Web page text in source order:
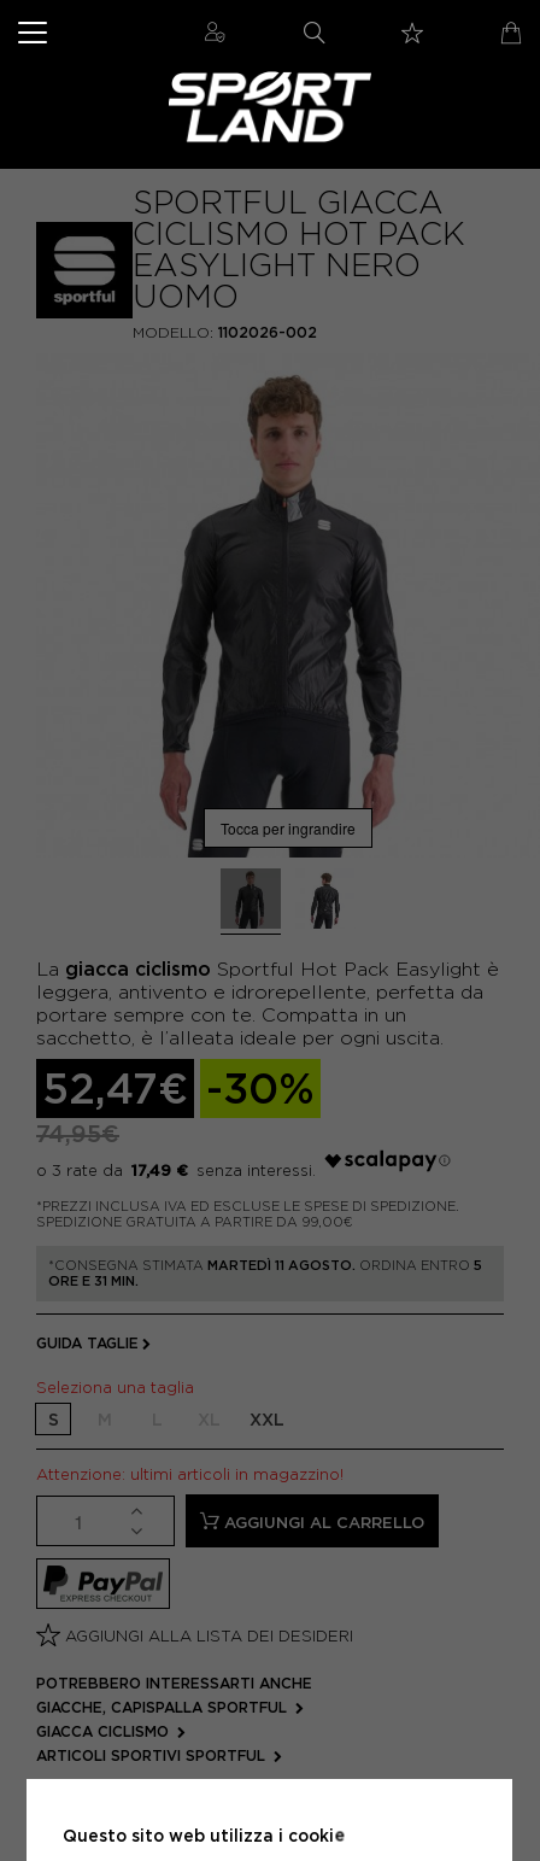
SPORTFUL GIACCA
CICLISMO HOT PACK
EASYLIGHT NERO
UOMO
MODELLO: 1102026-002
Tocca per ingrandire
La giacca ciclismo Sportful Hot Pack Easylight è
leggera, antivento e idrorepellente, perfetta da
portare sempre con te. Compatta in un
sacchetto, è l’alleata ideale per ogni uscita.
52,47€ -30%
74,95€
17,49 €
*PREZZI INCLUSA IVA ED ESCLUSE LE SPESE DI SPEDIZIONE.
SPEDIZIONE GRATUITA A PARTIRE DA 99,00€
*CONSEGNA STIMATA MARTEDÌ 11 AGOSTO. ORDINA ENTRO 5
ORE E 31 MIN.
GUIDA TAGLIE
Seleziona una taglia
S XXL
Attenzione: ultimi articoli in magazzino!
AGGIUNGI AL CARRELLO
AGGIUNGI ALLA LISTA DEI DESIDERI
POTREBBERO INTERESSARTI ANCHE
GIACCHE, CAPISPALLA SPORTFUL
GIACCA CICLISMO
ARTICOLI SPORTIVI SPORTFUL
Questo sito web utilizza i cookie